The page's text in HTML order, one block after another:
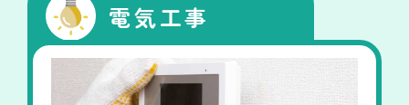
電気工事